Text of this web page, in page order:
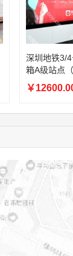
06:11:20
02:28:16
03:27:46
181****7631
03:20:56
深圳地铁3/
箱A级站点
￥